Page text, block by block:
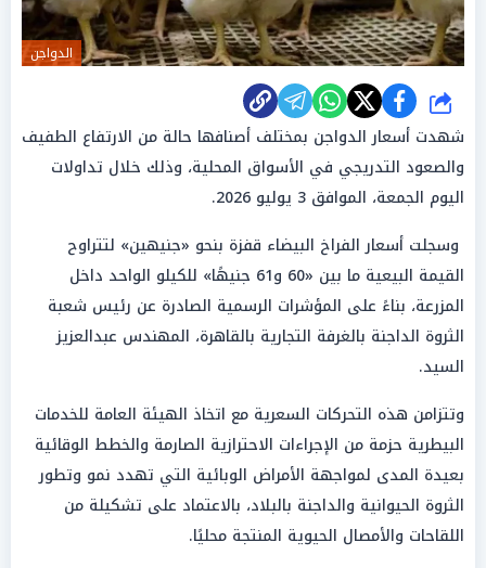
الدواجن
شارك
شهدت أسعار الدواجن بمختلف أصنافها حالة من الارتفاع الطفيف
والصعود التدريجي في الأسواق المحلية، وذلك خلال تداولات
اليوم الجمعة، الموافق 3 يوليو 2026.
وسجلت أسعار الفراخ البيضاء قفزة بنحو «جنيهين» لتتراوح
القيمة البيعية ما بين «60 و61 جنيهًا» للكيلو الواحد داخل
المزرعة، بناءً على المؤشرات الرسمية الصادرة عن رئيس شعبة
الثروة الداجنة بالغرفة التجارية بالقاهرة، المهندس عبدالعزيز
السيد.
وتتزامن هذه التحركات السعرية مع اتخاذ الهيئة العامة للخدمات
البيطرية حزمة من الإجراءات الاحترازية الصارمة والخطط الوقائية
بعيدة المدى لمواجهة الأمراض الوبائية التي تهدد نمو وتطور
الثروة الحيوانية والداجنة بالبلاد، بالاعتماد على تشكيلة من
اللقاحات والأمصال الحيوية المنتجة محليًا.